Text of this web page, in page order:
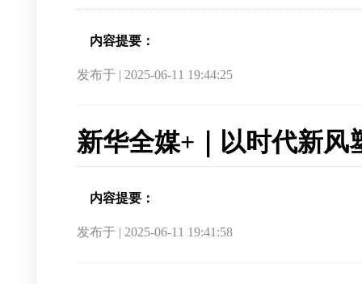
内容提要：
发布于 | 2025-06-11 19:44:25
新华全媒+｜以时代新
内容提要：
发布于 | 2025-06-11 19:41:58